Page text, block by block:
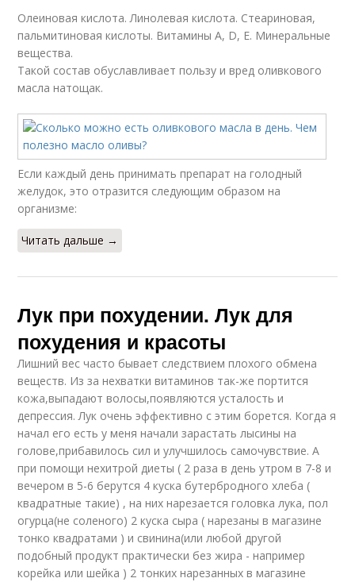
Олеиновая кислота. Линолевая кислота. Стеариновая,
пальмитиновая кислоты. Витамины А, D, E. Минеральные
вещества.
Такой состав обуславливает пользу и вред оливкового
масла натощак.
Если каждый день принимать препарат на голодный
желудок, это отразится следующим образом на
организме:
Читать дальше →
Лук при похудении. Лук для
похудения и красоты
Лишний вес часто бывает следствием плохого обмена
веществ. Из за нехватки витаминов так-же портится
кожа,выпадают волосы,появляются усталость и
депрессия. Лук очень эффективно с этим борется. Когда я
начал его есть у меня начали зарастать лысины на
голове,прибавилось сил и улучшилось самочувствие. А
при помощи нехитрой диеты ( 2 раза в день утром в 7-8 и
вечером в 5-6 берутся 4 куска бутербродного хлеба (
квадратные такие) , на них нарезается головка лука, пол
огурца(не соленого) 2 куска сыра ( нарезаны в магазине
тонко квадратами ) и свинина(или любой другой
подобный продукт практически без жира - например
корейка или шейка ) 2 тонких нарезанных в магазине